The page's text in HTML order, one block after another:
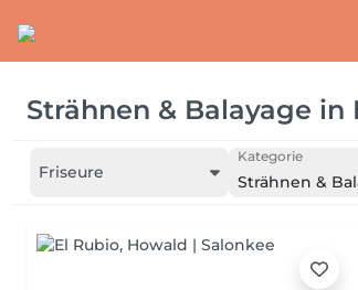
Strähnen & Balayage in
Friseure
Kategorie
Strähnen &